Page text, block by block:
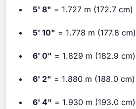
5' 8" = 1.727 m (172.7 cm)
5' 10" = 1.778 m (177.8 cm)
6' 0" = 1.829 m (182.9 cm)
6' 2" = 1.880 m (188.0 cm)
6' 4" = 1.930 m (193.0 cm)